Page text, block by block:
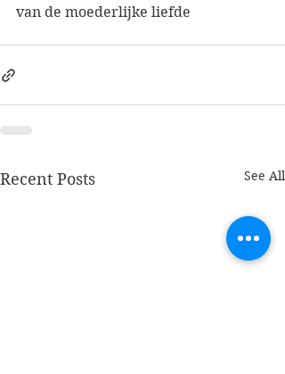
van de moederlijke liefde
Recent Posts See All